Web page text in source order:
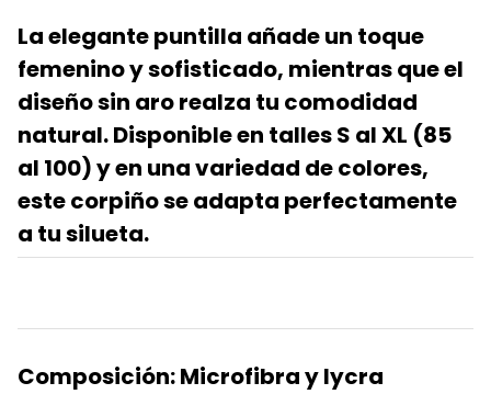
La elegante puntilla añade un toque
femenino y sofisticado, mientras que el
diseño sin aro realza tu comodidad
natural. Disponible en talles S al XL (85
al 100) y en una variedad de colores,
este corpiño se adapta perfectamente
a tu silueta.
Composición: Microfibra y lycra